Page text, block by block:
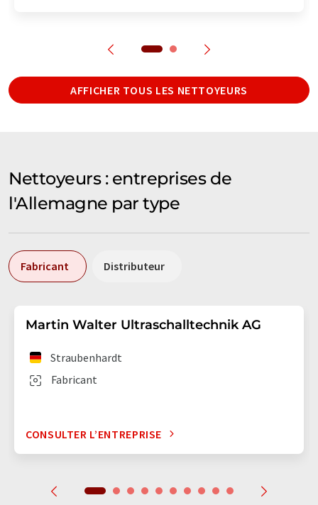
AFFICHER TOUS LES NETTOYEURS
Nettoyeurs : entreprises de
l'Allemagne par type
Fabricant Distributeur
Martin Walter Ultraschalltechnik AG
Fabricant
Straubenhardt
CONSULTER L’ENTREPRISE